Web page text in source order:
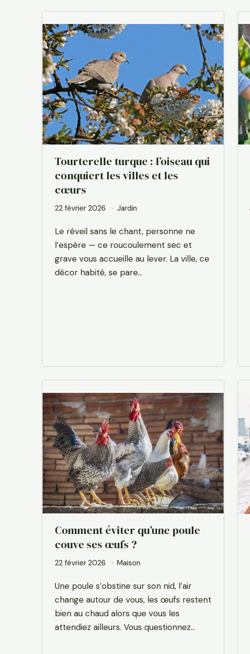
Tourterelle turque : l’oiseau qui
conquiert les villes et les
cœurs
22 février 2026 Jardin
Le réveil sans le chant, personne ne
l’espère — ce roucoulement sec et
grave vous accueille au lever. La ville, ce
décor habité, se pare…
Comment éviter qu’une poule
couve ses œufs ?
22 février 2026 Maison
Une poule s’obstine sur son nid, l’air
change autour de vous, les œufs restent
bien au chaud alors que vous les
attendiez ailleurs. Vous questionnez…